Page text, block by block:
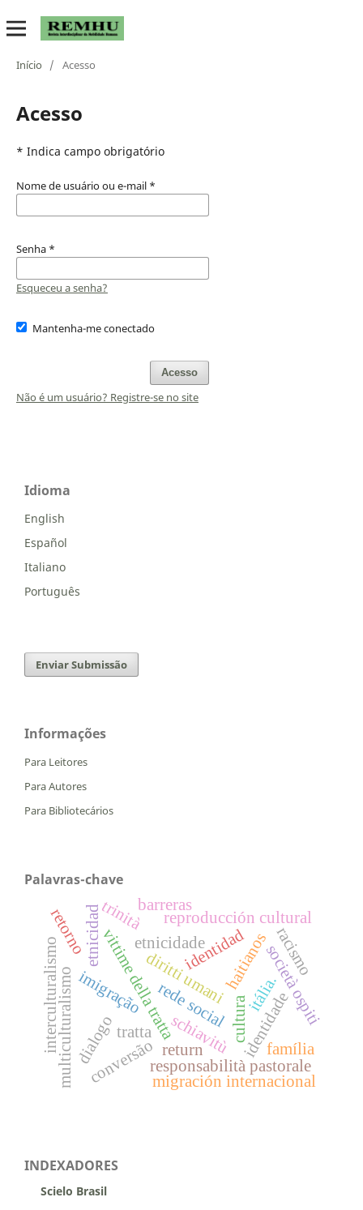
Início / Acesso
Acesso
* Indica campo obrigatório
Nome de usuário ou e-mail *
Senha *
Esqueceu a senha?
Mantenha-me conectado
Acesso
Não é um usuário? Registre-se no site
Idioma
English
Español
Italiano
Português
Enviar Submissão
Informações
Para Leitores
Para Autores
Para Bibliotecários
Palavras-chave
tratta
vittime della trattadiritti umani
schiavitù
responsabilità pastorale
identidade
cultura
etnicidade
imigração
família
rede social
multiculturalismo
interculturalismo società ospiti
etnicidad identidad
reproducción cultural
haitianosracismo
dialogo
trinità
conversão
retorno
return
itália.
migración internacional
barreras
INDEXADORES
Scielo Brasil